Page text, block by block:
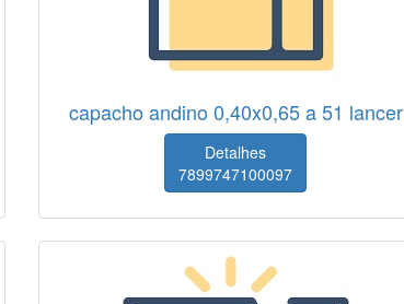
capacho andino 0,40x0,65 a 51 lancer
Detalhes
7899747100097